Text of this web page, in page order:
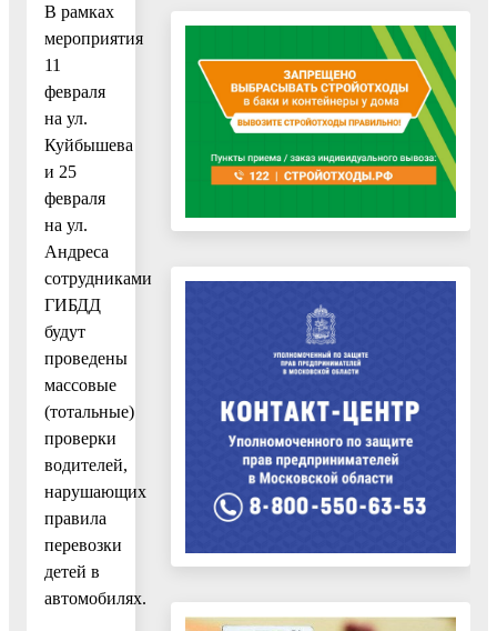
В рамках
мероприятия
11
февраля
на ул.
Куйбышева
и 25
февраля
на ул.
Андреса
сотрудниками
ГИБДД
будут
проведены
массовые
(тотальные)
проверки
водителей,
нарушающих
правила
перевозки
детей в
автомобилях.